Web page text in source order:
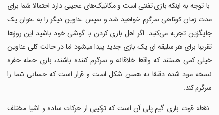
‏ با توجه به اینکه بازی تفننی است و مکانیک‌های عجیبی دارد احتمالا شما برای
مدت زمان کوتاهی سرگرم خواهید شد و سپس عناوین دیگر را به عنوان یک
جایگزین تجربه می‌کنید. اگر اهل بازی کردن با گوشی خود باشید این روزها
تقریبا برای هر سلیقه ای یک بازی جدید پیدا میشود اما در حالت کلی عناوین
خیلی کمی هستند که واقعا خلاقانه و سرگرم کننده باشند، بازی حمله حفره
نسخه مود شده دقیقا به همین شکل است و قرار است که حسابی شما را
سرگرم کند.
‏ نقطه قوت بازی گیم پلی آن است که ترکیبی از حرکات ساده و اشیا مختلف